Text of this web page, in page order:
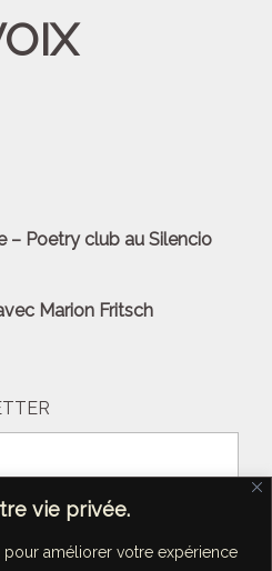
vie privée.
améliorer votre expérience
– Poetry club au Silencio
Marion Fritsch